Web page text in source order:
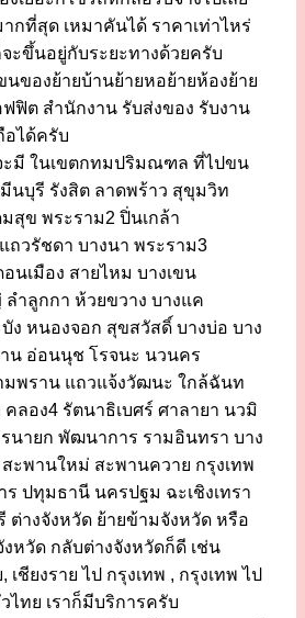
กที่สุด เหมาคันได้ ราคาเท่าไหร่
ะขึ้นอยู่กับระยะทางด้วยครับ
องย้ายบ้านย้ายหอย้ายห้องย้าย
ฟิต สำนักงาน รับส่งของ รับงาน
อได้ครับ
มี ในเขตกทมปริมณฑล ที่ไปขน
นบุรี รังสิต ลาดพร้าว สุขุมวิท
สุข พระราม2 ปิ่นเกล้า
ถวรัชดา บางนา พระราม3
นเมือง สายไหม บางเขน
ำลูกกา ห้วยขวาง บางแค
ง หนองจอก สุขสวัสดิ์ บางบ่อ บาง
น อ่อนนุช โรจนะ นวนคร
พราน แถวแจ้งวัฒนะ ใกล้ฉันท
ลอง4 รัตนาธิเบศร์ ศาลายา นวมิ
นายก พัฒนาการ รามอินทรา บาง
ะพานใหม่ สะพานควาย กรุงเทพ
ปทุมธานี นครปฐม ฉะเชิงเทรา
ต่างจังหวัด ย้ายข้ามจังหวัด หรือ
หวัด กลับต่างจังหวัดก็ดี เช่น
เชียงราย ไป กรุงเทพ , กรุงเทพ ไป
ไทย เราก็มีบริการครับ